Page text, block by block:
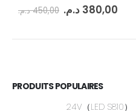
450,00 د.م. 380,00د.م.
PRODUITS POPULAIRES